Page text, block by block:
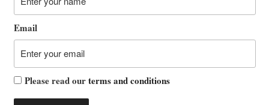
Email
Please read ourterms and conditions